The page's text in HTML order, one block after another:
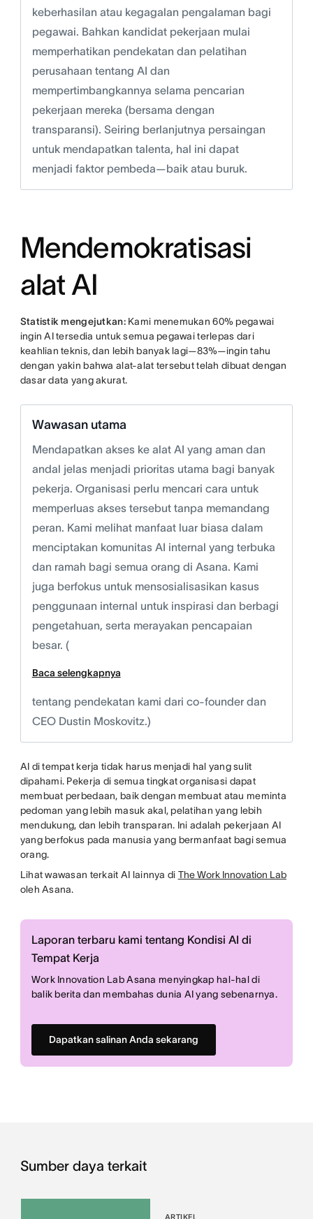
keberhasilan atau kegagalan pengalaman bagi
pegawai. Bahkan kandidat pekerjaan mulai
memperhatikan pendekatan dan pelatihan
perusahaan tentang AI dan
mempertimbangkannya selama pencarian
pekerjaan mereka (bersama dengan
transparansi). Seiring berlanjutnya persaingan
untuk mendapatkan talenta, hal ini dapat
menjadi faktor pembeda—baik atau buruk.
Mendemokratisasi
alat AI
Statistik mengejutkan:Kami menemukan 60% pegawai
ingin AI tersedia untuk semua pegawai terlepas dari
keahlian teknis, dan lebih banyak lagi—83%—ingin tahu
dengan yakin bahwa alat-alat tersebut telah dibuat dengan
dasar data yang akurat.
Wawasan utama
Mendapatkan akses ke alat AI yang aman dan
andal jelas menjadi prioritas utama bagi banyak
pekerja. Organisasi perlu mencari cara untuk
memperluas akses tersebut tanpa memandang
peran. Kami melihat manfaat luar biasa dalam
menciptakan komunitas AI internal yang terbuka
dan ramah bagi semua orang di Asana. Kami
juga berfokus untuk mensosialisasikan kasus
penggunaan internal untuk inspirasi dan berbagi
pengetahuan, serta merayakan pencapaian
besar. (
Baca selengkapnya
tentang pendekatan kami dari co-founder dan
CEO Dustin Moskovitz.)
AI di tempat kerja tidak harus menjadi hal yang sulit
dipahami. Pekerja di semua tingkat organisasi dapat
membuat perbedaan, baik dengan membuat atau meminta
pedoman yang lebih masuk akal, pelatihan yang lebih
mendukung, dan lebih transparan. Ini adalah pekerjaan AI
yang berfokus pada manusia yang bermanfaat bagi semua
orang.
Lihat wawasan terkait AI lainnya di The Work Innovation Lab
oleh Asana.
Laporan terbaru kami tentang Kondisi AI di
Tempat Kerja
Work Innovation Lab Asana menyingkap hal-hal di
balik berita dan membahas dunia AI yang sebenarnya.
Dapatkan salinan Anda sekarang
Sumber daya terkait
ARTIKEL